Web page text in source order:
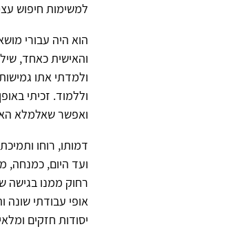
למשימות חיפוש
הוא היה עבורי
והאישית כאחד,
ולמדתי אתו
וללמוד. זכיתי
ואפשר שאלמלא
דמותו, רוחו
ועד היום, כמנחה,
רחוק ממנו בגישה
אופי עבודתי שונה
יסודות חזקים